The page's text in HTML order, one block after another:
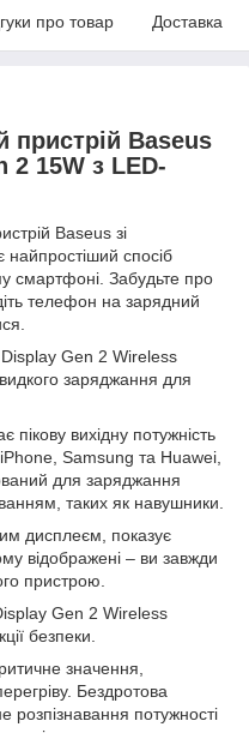
про товар Доставка
пристрій Baseus
2 15W з LED-
Baseus зі
найпростіший спосіб
смартфоні. Забудьте про
телефон на зарядний
Gen 2 Wireless
заряджання для
вихідну потужність
Samsung та Huawei,
для заряджання
таких як навушники.
дисплеєм, показує
відображені – ви завжди
пристрою.
Gen 2 Wireless
безпеки.
значення,
Бездротова
розпізнавання потужності